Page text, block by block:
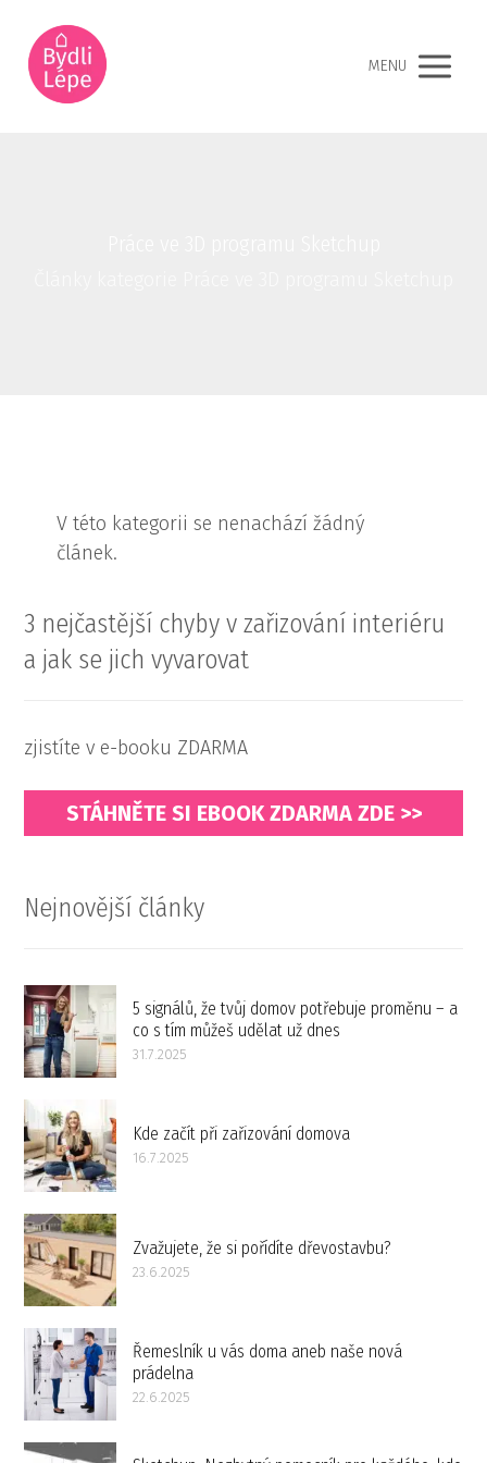
MENU
V této kategorii se nenachází žádný
článek.
3 nejčastější chyby v zařizování interiéru
a jak se jich vyvarovat
zjistíte v e-booku ZDARMA
STÁHNĚTE SI EBOOK ZDARMA ZDE >>
Nejnovější články
5 signálů, že tvůj domov potřebuje proměnu – a
co s tím můžeš udělat už dnes
31.7.2025
Kde začít při zařizování domova
16.7.2025
Zvažujete, že si pořídíte dřevostavbu?
23.6.2025
Řemeslník u vás doma aneb naše nová
prádelna
22.6.2025